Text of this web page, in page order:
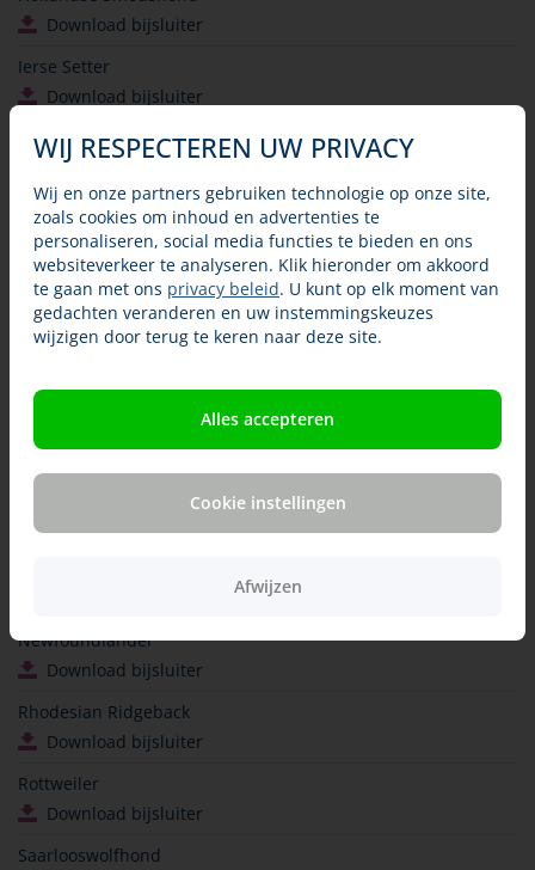
Download bijsluiter
Ierse Setter
Download bijsluiter
Jack Russell Terrier
Download bijsluiter
Keeshond
Download bijsluiter
Labrador Retriever
Download bijsluiter
Maltezer
Download bijsluiter
Nederlands Kooikerhondje
Newfoundlander
Download bijsluiter
Rhodesian Ridgeback
Download bijsluiter
Rottweiler
Download bijsluiter
Saarlooswolfhond
WIJ RESPECTEREN UW PRIVACY
Wij en onze partners gebruiken technologie op onze site,
zoals cookies om inhoud en advertenties te
personaliseren, social media functies te bieden en ons
websiteverkeer te analyseren. Klik hieronder om akkoord
te gaan met ons privacy beleid. U kunt op elk moment van
gedachten veranderen en uw instemmingskeuzes
wijzigen door terug te keren naar deze site.
Alles accepteren
Cookie instellingen
Afwijzen